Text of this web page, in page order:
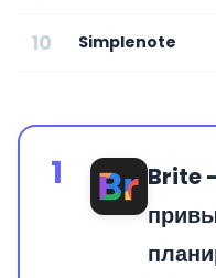
10 Simplenote
1
Brite